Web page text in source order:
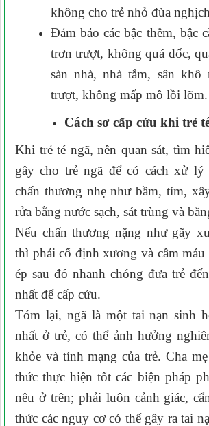
không cho trẻ nhỏ đùa
Đảm bảo các bậc thềm, bậc
trơn trượt, không quá dốc,
sàn nhà, nhà tắm, sân khô
trượt, không mấp mô lồi lõm.
Cách sơ cấp cứu khi trẻ
Khi trẻ té ngã, nên quan sát, tìm
gây cho trẻ ngã để có cách xử lý
chấn thương nhẹ như bầm, tím,
rửa bằng nước sạch, sát trùng và
Nếu chấn thương nặng như gãy
thì phải cố định xương và cầm máu
ép sau đó nhanh chóng đưa trẻ
nhất để cấp cứu.
Tóm lại, ngã là một tai nạn sinh
nhất ở trẻ, có thể ảnh hưởng
khỏe và tính mạng của trẻ. Cha
thức thực hiện tốt các biện pháp
nêu ở trên; phải luôn cảnh giác,
thức các nguy cơ có thể gây ra tai